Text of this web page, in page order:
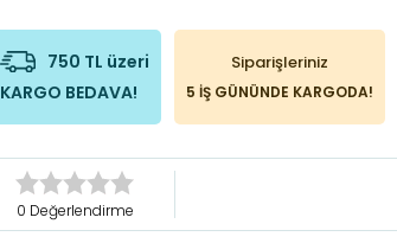
750 TL üzeri
KARGO BEDAVA!
Siparişleriniz
5 İŞ GÜNÜNDE KARGODA!
0 Değerlendirme